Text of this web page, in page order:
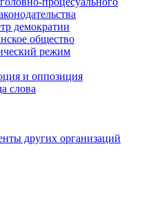
демократии
общество
режим
и оппозиция
слова
других организаций